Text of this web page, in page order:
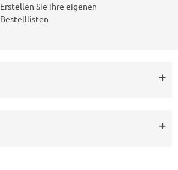
Erstellen Sie ihre eigenen
Bestelllisten